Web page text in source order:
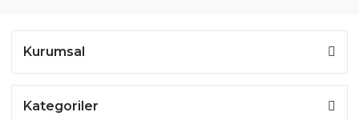
Kurumsal
Kategoriler